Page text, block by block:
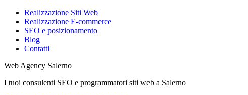
Realizzazione Siti Web
Realizzazione E-commerce
SEO e posizionamento
Blog
Contatti
Web Agency Salerno
I tuoi consulenti SEO e programmatori siti web a Salerno